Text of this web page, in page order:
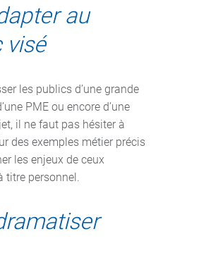
au
visé
les publics d’une grande
PME ou encore d’une
il ne faut pas hésiter à
des exemples métier précis
les enjeux de ceux
titre personnel.